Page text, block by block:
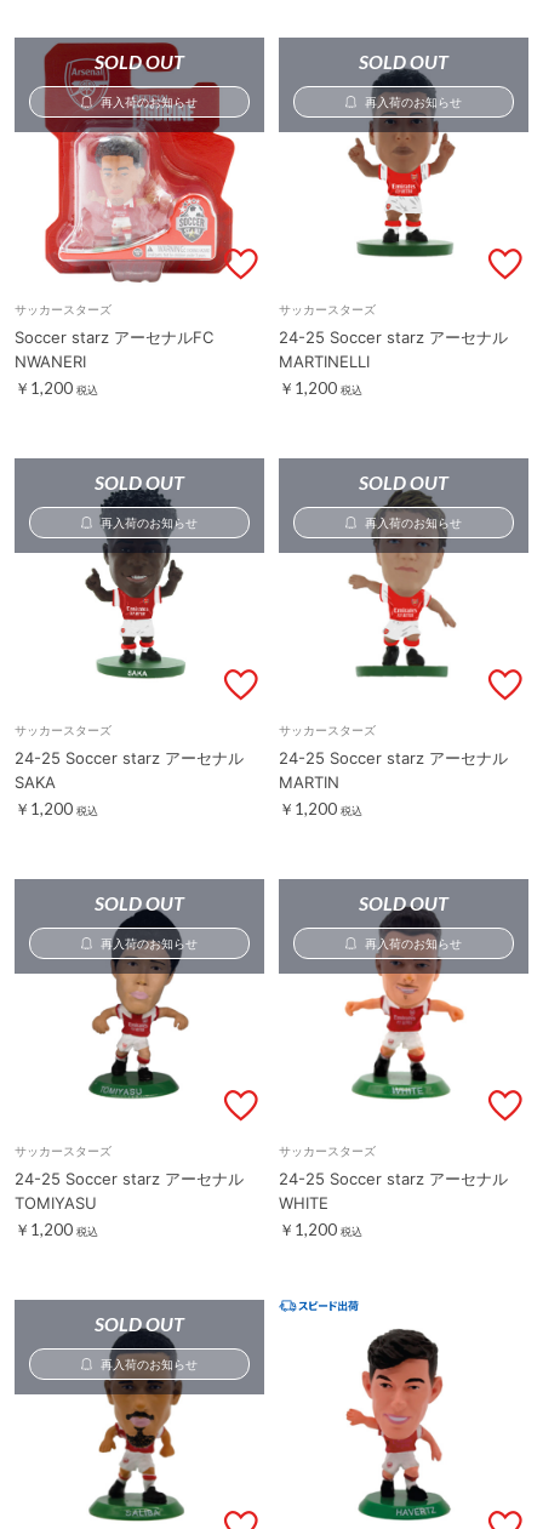
SOLD OUT
再入荷のお知らせ
サッカースターズ
Soccer starz アーセナルFC
NWANERI
￥1,200 税込
SOLD OUT
再入荷のお知らせ
サッカースターズ
24-25 Soccer starz アーセナル
MARTINELLI
￥1,200 税込
SOLD OUT
再入荷のお知らせ
サッカースターズ
24-25 Soccer starz アーセナル
SAKA
￥1,200 税込
SOLD OUT
再入荷のお知らせ
サッカースターズ
24-25 Soccer starz アーセナル
MARTIN
￥1,200 税込
SOLD OUT
再入荷のお知らせ
サッカースターズ
24-25 Soccer starz アーセナル
TOMIYASU
￥1,200 税込
SOLD OUT
再入荷のお知らせ
サッカースターズ
24-25 Soccer starz アーセナル
WHITE
￥1,200 税込
SOLD OUT
再入荷のお知らせ